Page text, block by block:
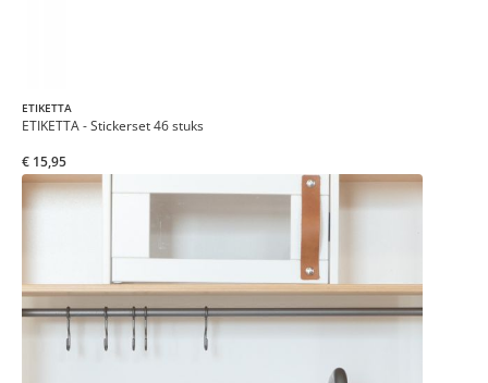
ETIKETTA
ETIKETTA - Stickerset 46 stuks
€ 15,95